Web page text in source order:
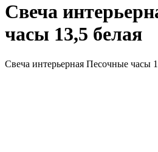
Свеча
часы 13,5 белая
Свеча интерьерная Песочные часы